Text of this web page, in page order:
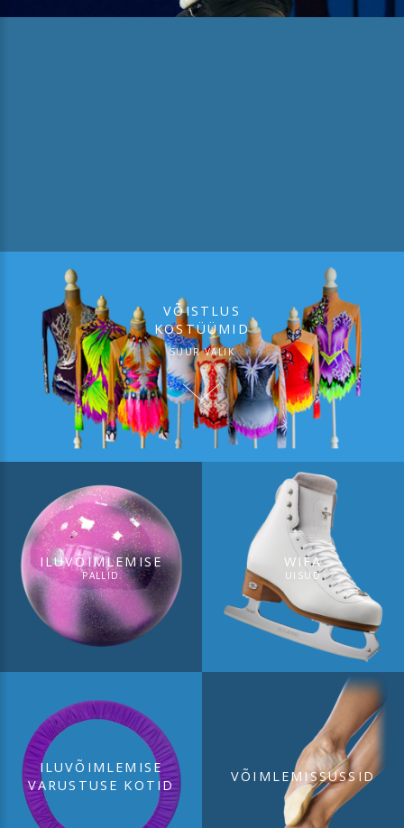
VÕISTLUS
KOSTÜÜMID
SUUR VALIK
ILUVÕIMLEMISE
PALLID
WIFA
UISUD
ILUVÕIMLEMISE
VARUSTUSE KOTID
VÕIMLEMISSUSSID